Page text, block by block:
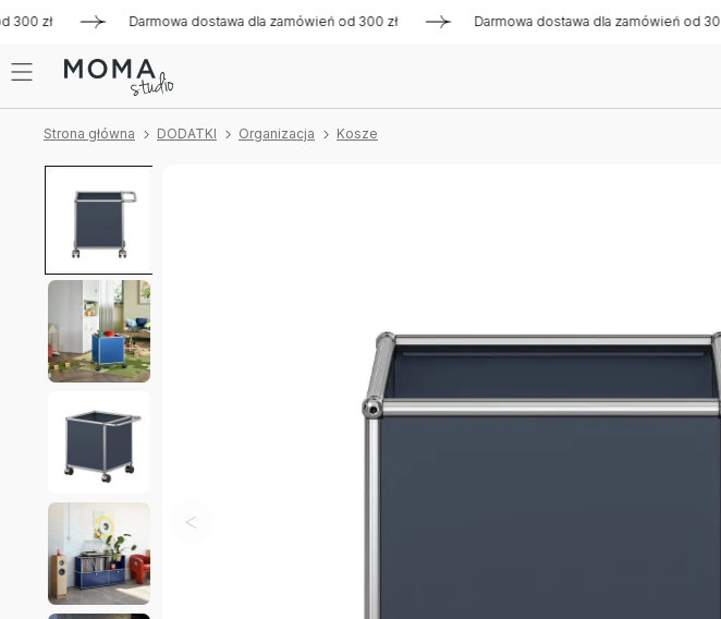
zł Darmowa dostawa dla zamówień od 300 zł Darmowa dostawa dla zamówień od 300 zł
Strona główna DODATKI Organizacja Kosze